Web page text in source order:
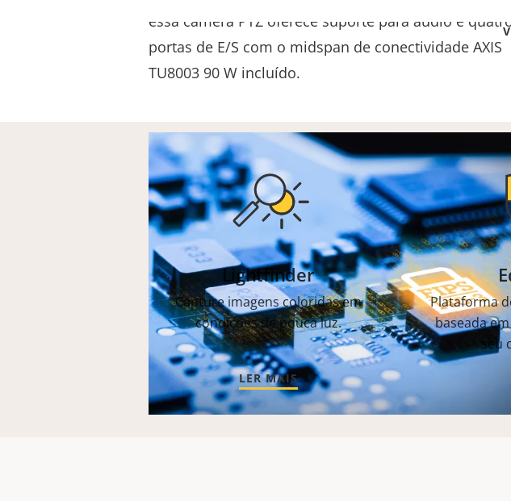
essa câmera PTZ oferece suporte para áudio e
portas de E/S com o midspan de conectividade AXIS
TU8003 90 W incluído.
Lightfinder
Capture imagens coloridas em
condições de pouca luz.
LER MAIS
Plataforma
baseada
seu